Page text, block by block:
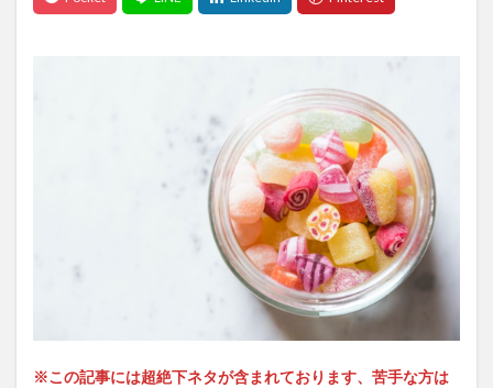
※この記事には超絶下ネタが含まれております、苦手な方は